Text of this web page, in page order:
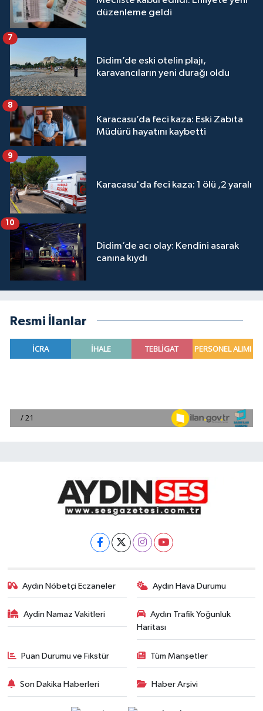
düzenleme geldi
Didim’de eski otelin plajı,
karavancıların yeni durağı oldu
7
Karacasu’da feci kaza: Eski Zabıta
Müdürü hayatını kaybetti
8
Karacasu'da feci kaza: 1 ölü ,2 yaralı
9
Didim’de acı olay: Kendini asarak
canına kıydı
10
Resmi İlanlar
Aydın Nöbetçi Eczaneler Aydın Hava Durumu
Aydin Namaz Vakitleri
Aydın Trafik Yoğunluk
Haritası
Puan Durumu ve Fikstür Tüm Manşetler
Son Dakika Haberleri Haber Arşivi